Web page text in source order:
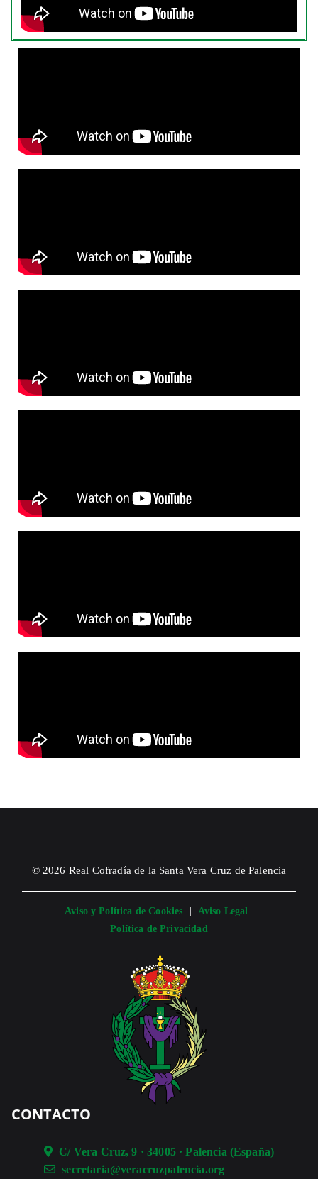
© 2026 Real Cofradía de la Santa Vera Cruz de Palencia
Aviso y Política de Cookies Aviso Legal
Política de Privacidad
CONTACTO
C/ Vera Cruz, 9 · 34005 · Palencia (España)
secretaria@veracruzpalencia.org